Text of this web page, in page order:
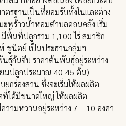
รฐานเป็นที่ยอมรับทั้งในและต่าง
ะพร้าวน้ำหอมตำบลดอนคลัง เริ่ม
พื้นที่ปลูกรวม 1,100 ไร่ สมาชิก
ชูนิตย์ เป็นประธานกลุ่มฯ
ธุ์ก้นจีบ ราคาต้นพันธุ์อยู่ระหว่าง
มปลูกประมาณ 40-45 ต้น)
กร่องสวน ซึ่งจะเริ่มให้ผลผลิต
ได้มีขนาดใหญ่ ให้ผลผลิต
วามหวานอยู่ระหว่าง 7 – 10 องศา